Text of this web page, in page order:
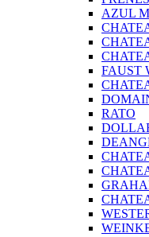
AZUL
FAUST
RATO